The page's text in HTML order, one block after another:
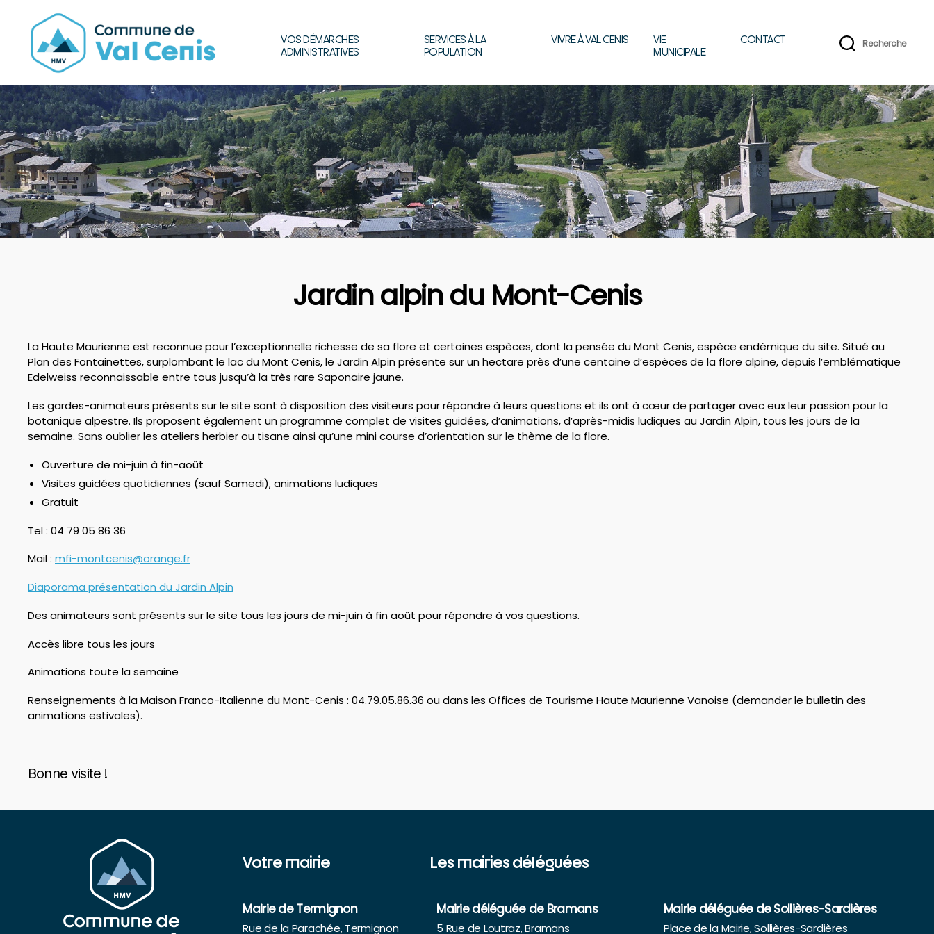
de
Val
Cenis
VOS DÉMARCHES
ADMINISTRATIVES
SERVICES À LA
POPULATION
VIVRE À VAL CENIS
VIE
MUNICIPALE
CONTACT Recherche
Jardin alpin du Mont-Cenis
La Haute Maurienne est reconnue pour l’exceptionnelle richesse de sa flore et certaines espèces, dont la pensée du Mont Cenis, espèce endémique du site. Situé au
Plan des Fontainettes, surplombant le lac du Mont Cenis, le Jardin Alpin présente sur un hectare près d’une centaine d’espèces de la flore alpine, depuis l’emblématique
Edelweiss reconnaissable entre tous jusqu’à la très rare Saponaire jaune.
Les gardes-animateurs présents sur le site sont à disposition des visiteurs pour répondre à leurs questions et ils ont à cœur de partager avec eux leur passion pour la
botanique alpestre. Ils proposent également un programme complet de visites guidées, d’animations, d’après-midis ludiques au Jardin Alpin, tous les jours de la
semaine. Sans oublier les ateliers herbier ou tisane ainsi qu’une mini course d’orientation sur le thème de la flore.
Ouverture de mi-juin à fin-août
Visites guidées quotidiennes (sauf Samedi), animations ludiques
Gratuit
Tel : 04 79 05 86 36
Mail : mfi-montcenis@orange.fr
Diaporama présentation du Jardin Alpin
Des animateurs sont présents sur le site tous les jours de mi-juin à fin août pour répondre à vos questions.
Accès libre tous les jours
Animations toute la semaine
Renseignements à la Maison Franco-Italienne du Mont-Cenis : 04.79.05.86.36 ou dans les Offices de Tourisme Haute Maurienne Vanoise (demander le bulletin des
animations estivales).
Bonne visite !
Votre mairie
Mairie de Termignon
Rue de la Parachée, Termignon
Les mairies déléguées
Mairie déléguée de Bramans
5 Rue de Loutraz, Bramans
Mairie déléguée de Sollières-Sardières
Place de la Mairie, Sollières-Sardières